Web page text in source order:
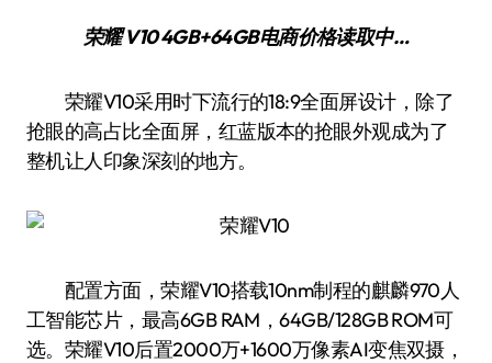
荣耀 V10 4GB+64GB电商价格读取中…
荣耀V10采用时下流行的18:9全面屏设计，除了
抢眼的高占比全面屏，红蓝版本的抢眼外观成为了
整机让人印象深刻的地方。
配置方面，荣耀V10搭载10nm制程的麒麟970人
工智能芯片，最高6GB RAM，64GB/128GB ROM可
选。荣耀V10后置2000万+1600万像素AI变焦双摄，